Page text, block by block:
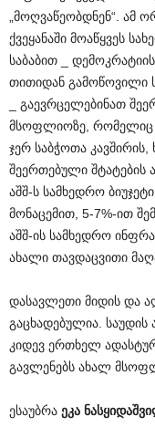
„მოღვაწეობდნენ“. ამ
ქვეყანაში მოაწყვეს
საბაბით _
თითიდან გამოწოვილი
_ გაევრცელებინათ
მსოფლიოზე, რომელიც
ჯერ საბჭოთა
შეერთებული შტატების
აშშ-ს სამხედრო
მონაცემით, 5-7%-ით
აშშ-ის სამხედრო
ახალი თავდაცვითი
დასავლეთი მიდის და
გაცხადებულია. საუდის
კიდევ ერთხელ
გავლენებს ახალ
ესაუბრა ეკა